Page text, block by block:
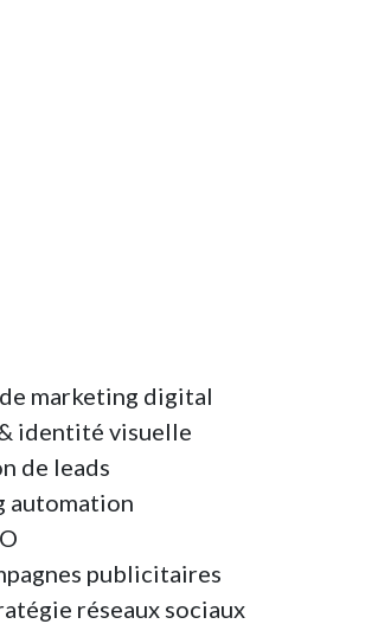
marketing digital
identité visuelle
de leads
automation
publicitaires
réseaux sociaux